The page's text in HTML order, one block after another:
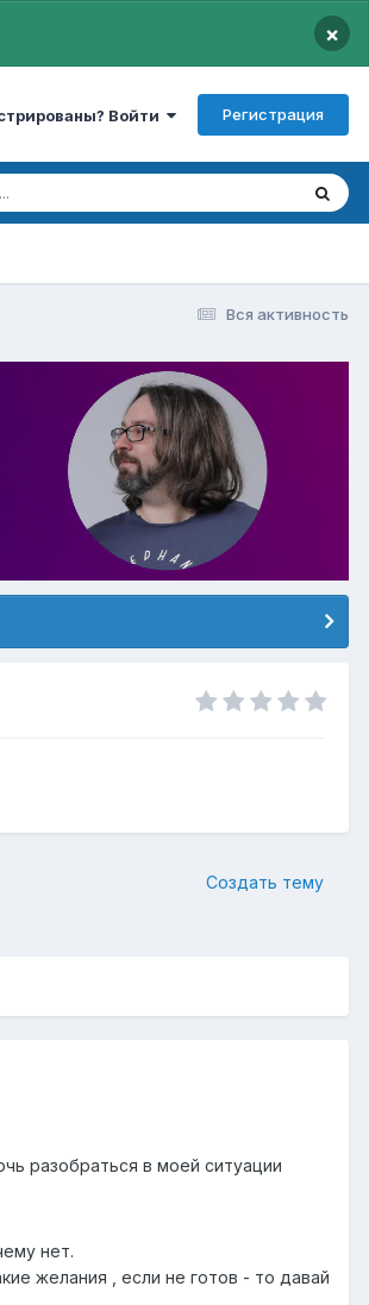
×
Войти Регистрация
Вся активность
Создать тему
разобраться в моей ситуации
нет.
желания , если не готов - то давай